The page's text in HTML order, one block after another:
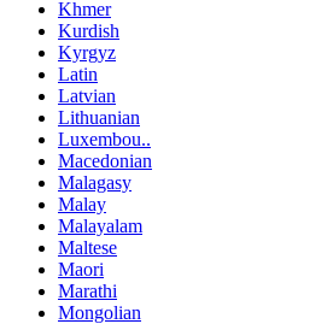
Khmer
Kurdish
Kyrgyz
Latin
Latvian
Lithuanian
Luxembou..
Macedonian
Malagasy
Malay
Malayalam
Maltese
Maori
Marathi
Mongolian